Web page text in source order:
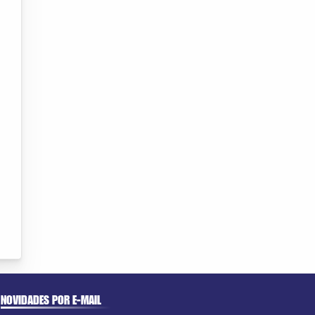
NOVIDADES POR E-MAIL